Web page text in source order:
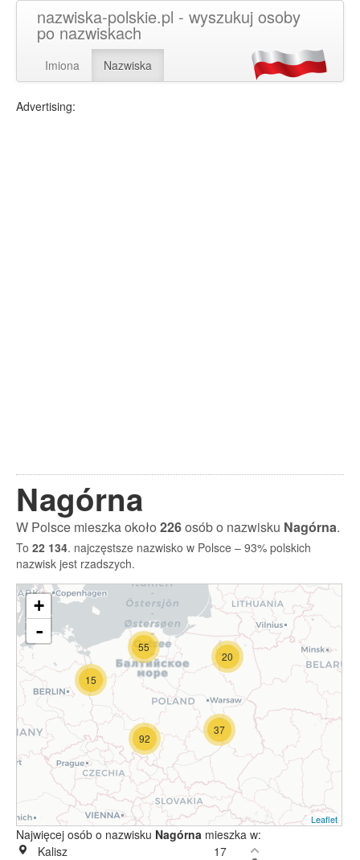
nazwiska-polskie.pl - wyszukuj osoby
po nazwiskach
Imiona Nazwiska
Advertising:
Nagórna
W Polsce mieszka około226osób o nazwisku Nagórna.
To 22 134. najczęstsze nazwisko w Polsce – 93% polskich
nazwisk jest rzadszych.
15
20
37
55
92
+
-
Leaflet
Najwięcej osób o nazwisku Nagórna mieszka w:
Kalisz
17